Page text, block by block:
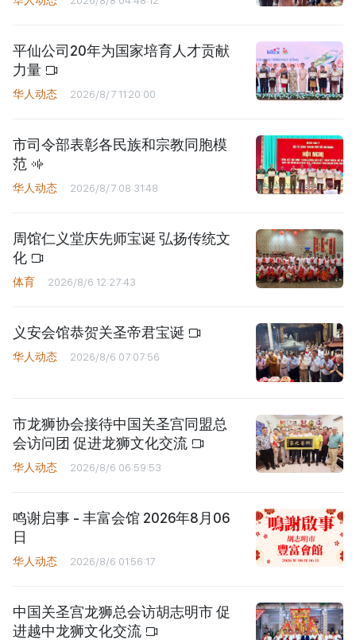
平仙公司20年为国家培育人才贡献
力量
华人动态 2026/8/7 11:20:00
市司令部表彰各民族和宗教同胞模
范
华人动态 2026/8/7 08:31:48
周馆仁义堂庆先师宝诞 弘扬传统文
化
体育 2026/8/6 12:27:43
义安会馆恭贺关圣帝君宝诞
华人动态 2026/8/6 07:07:56
市龙狮协会接待中国关圣宫同盟总
会访问团 促进龙狮文化交流
华人动态 2026/8/6 06:59:53
鸣谢启事 - 丰富会馆 2026年8月06
日
华人动态 2026/8/6 01:56:17
中国关圣宫龙狮总会访胡志明市 促
进越中龙狮文化交流